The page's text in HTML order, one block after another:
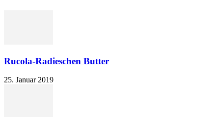
Rucola-Radieschen Butter
25. Januar 2019